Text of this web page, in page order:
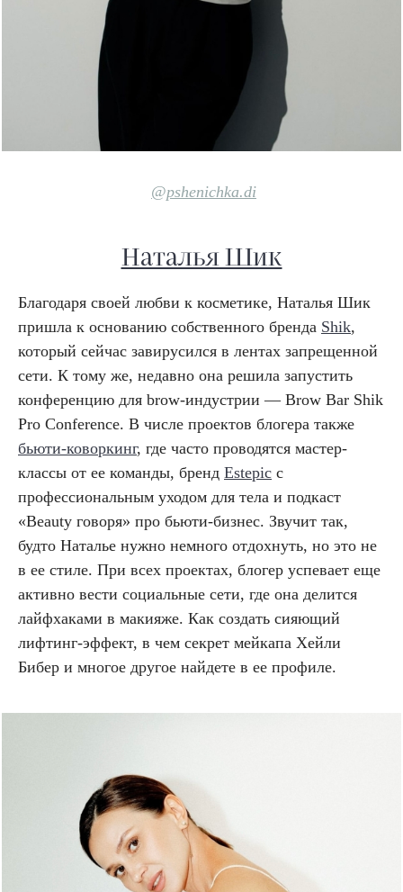
@pshenichka.di
Наталья Шик
Благодаря своей любви к косметике, Наталья Шик
пришла к основанию собственного бренда Shik,
который сейчас завирусился в лентах запрещенной
сети. К тому же, недавно она решила запустить
конференцию для brow-индустрии — Brow Bar Shik
Pro Conference. В числе проектов блогера также
бьюти-коворкинг, где часто проводятся мастер-
классы от ее команды, бренд Estepic c
профессиональным уходом для тела и подкаст
«Beauty говоря» про бьюти-бизнес. Звучит так,
будто Наталье нужно немного отдохнуть, но это не
в ее стиле. При всех проектах, блогер успевает еще
активно вести социальные сети, где она делится
лайфхаками в макияже. Как создать сияющий
лифтинг-эффект, в чем секрет мейкапа Хейли
Бибер и многое другое найдете в ее профиле.